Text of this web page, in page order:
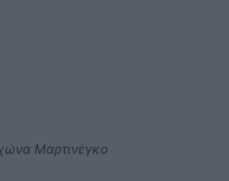
Μαρτινέγκο